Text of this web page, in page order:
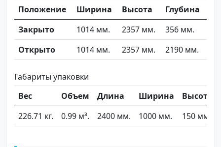
Положение
Ширина Высота
Глубина
Закрыто
1014 мм. 2357 мм.
356 мм.
Открыто
1014 мм. 2357 мм. 2190 мм.
Габариты упаковки
Вес
Объем Длина Ширина
Высота
226.71 кг.
0.99 м³. 2400 мм. 1000 мм. 150 мм.